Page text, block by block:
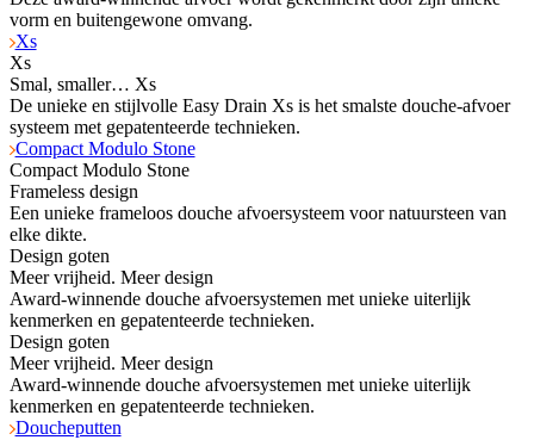
vorm en buitengewone omvang.
Xs
Xs
Smal, smaller… Xs
De unieke en stijlvolle Easy Drain Xs is het smalste douche-afvoer
systeem met gepatenteerde technieken.
Compact Modulo Stone
Compact Modulo Stone
Frameless design
Een unieke frameloos douche afvoersysteem voor natuursteen van
elke dikte.
Design goten
Meer vrijheid. Meer design
Award-winnende douche afvoersystemen met unieke uiterlijk
kenmerken en gepatenteerde technieken.
Design goten
Meer vrijheid. Meer design
Award-winnende douche afvoersystemen met unieke uiterlijk
kenmerken en gepatenteerde technieken.
Doucheputten